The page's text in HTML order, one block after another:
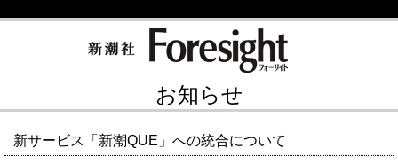
お知らせ
新サービス「新潮QUE」への統合について